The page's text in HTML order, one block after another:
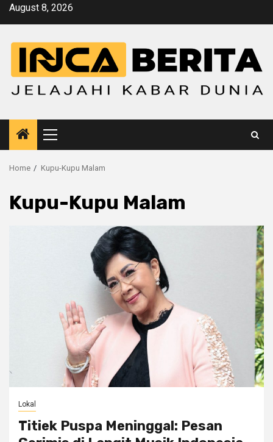
SkipAugust 8, 2026
Primary
Menu
Home Kupu-Kupu Malam
Kupu-Kupu Malam
Lokal
Titiek Puspa Meninggal: Pesan